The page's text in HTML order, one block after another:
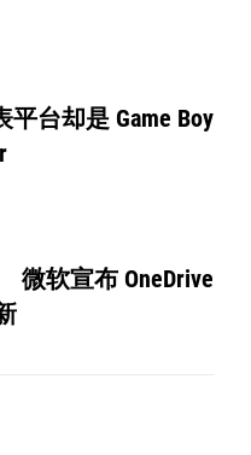
台却是 Game Boy
软宣布 OneDrive